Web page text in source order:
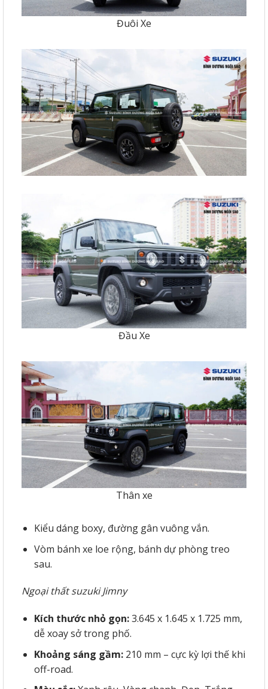
Đuôi Xe
Đầu Xe
Thân xe
Kiểu dáng boxy, đường gân vuông vắn.
Vòm bánh xe loe rộng, bánh dự phòng treo
sau.
Ngoại thất suzuki Jimny
Kích thước nhỏ gọn:3.645 x 1.645 x 1.725 mm,
dễ xoay sở trong phố.
Khoảng sáng gầm:210 mm – cực kỳ lợi thế khi
off-road.